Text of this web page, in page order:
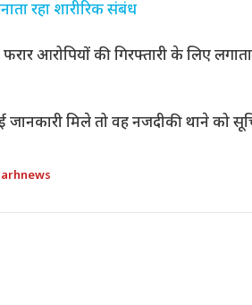
रहा शारीरिक संबंध
आरोपियों की गिरफ्तारी के लिए
मिले तो वह नजदीकी थाने को